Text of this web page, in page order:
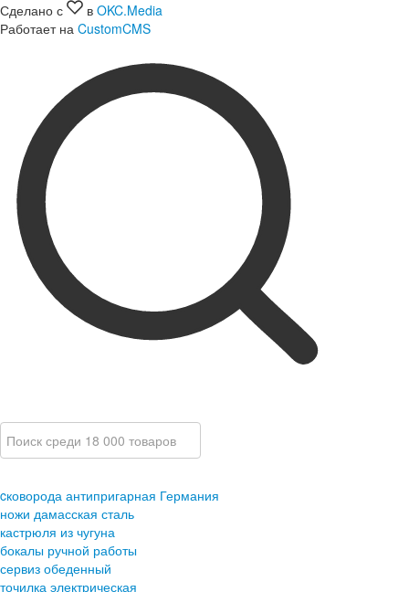
Сделано с
в OKC.Media
Работает на CustomCMS
cковорода антипригарная Германия
ножи дамасская сталь
кастрюля из чугуна
бокалы ручной работы
сервиз обеденный
точилка электрическая